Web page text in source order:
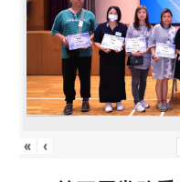
« ‹